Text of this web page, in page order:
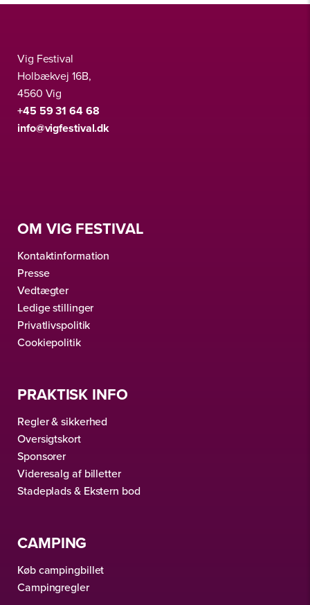
Vig Festival
Holbækvej 16B,
4560 Vig
+45 59 31 64 68
info@vigfestival.dk
OM VIG FESTIVAL
Kontaktinformation
Presse
Vedtægter
Ledige stillinger
Privatlivspolitik
Cookiepolitik
PRAKTISK INFO
Regler & sikkerhed
Oversigtskort
Sponsorer
Videresalg af billetter
Stadeplads & Ekstern bod
CAMPING
Køb campingbillet
Campingregler